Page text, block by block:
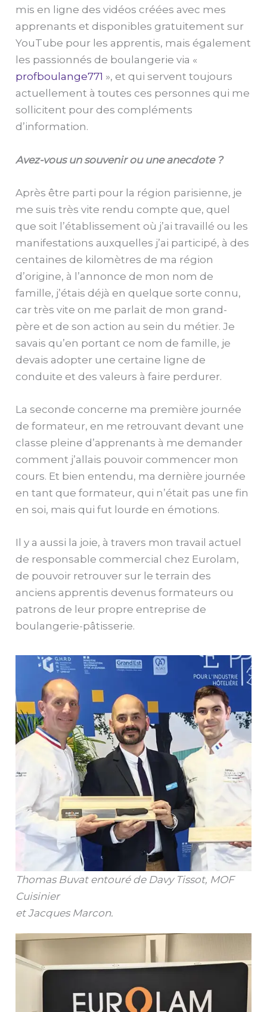
mis en ligne des vidéos créées avec mes
apprenants et disponibles gratuitement sur
YouTube pour les apprentis, mais également
les passionnés de boulangerie via «
profboulange771 », et qui servent toujours
actuellement à toutes ces personnes qui me
sollicitent pour des compléments
d’information.
Avez-vous un souvenir ou une anecdote ?
Après être parti pour la région parisienne, je
me suis très vite rendu compte que, quel
que soit l’établissement où j’ai travaillé ou les
manifestations auxquelles j’ai participé, à des
centaines de kilomètres de ma région
d’origine, à l’annonce de mon nom de
famille, j’étais déjà en quelque sorte connu,
car très vite on me parlait de mon grand-
père et de son action au sein du métier. Je
savais qu’en portant ce nom de famille, je
devais adopter une certaine ligne de
conduite et des valeurs à faire perdurer.
La seconde concerne ma première journée
de formateur, en me retrouvant devant une
classe pleine d’apprenants à me demander
comment j’allais pouvoir commencer mon
cours. Et bien entendu, ma dernière journée
en tant que formateur, qui n’était pas une fin
en soi, mais qui fut lourde en émotions.
Il y a aussi la joie, à travers mon travail actuel
de responsable commercial chez Eurolam,
de pouvoir retrouver sur le terrain des
anciens apprentis devenus formateurs ou
patrons de leur propre entreprise de
boulangerie-pâtisserie.
Thomas Buvat entouré de Davy Tissot, MOF
Cuisinier
et Jacques Marcon.